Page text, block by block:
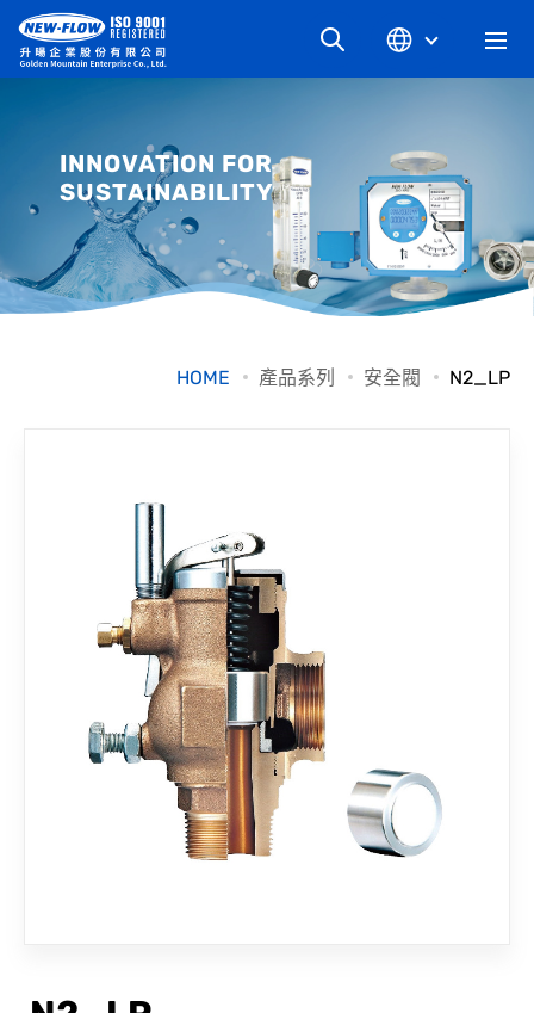
最新消息
知識文章
聯絡我們
INNOVATION FOR
SUSTAINABILITY
HOME 產品系列 安全閥 N2_LP